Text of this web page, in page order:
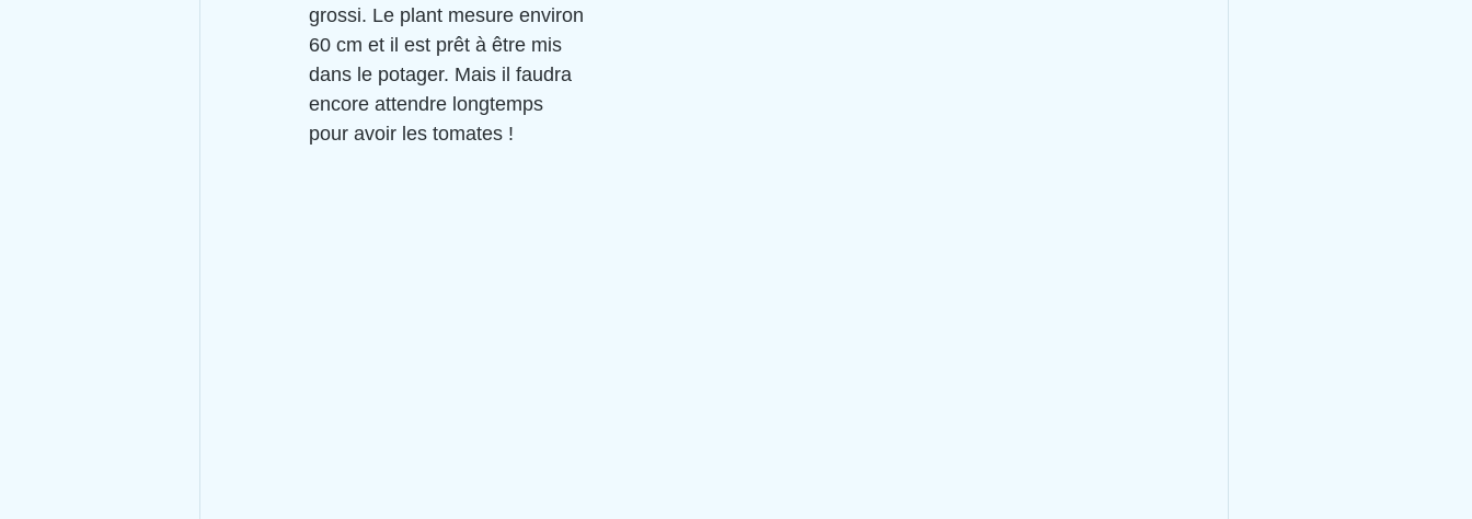
grossi. Le plant mesure environ
60 cm et il est prêt à être mis
dans le potager. Mais il faudra
encore attendre longtemps
pour avoir les tomates !